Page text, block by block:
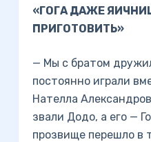
«ГОГА ДАЖЕ
ПРИГОТОВИТЬ»
— Мы с братом
постоянно играли
Нателла
звали Додо, а его —
прозвище перешло в